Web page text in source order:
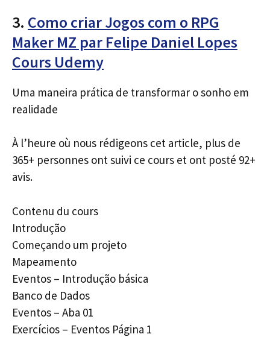
3. Como criar Jogos com o RPG
Maker MZ par Felipe Daniel Lopes
Cours Udemy
Uma maneira prática de transformar o sonho em
realidade
À l’heure où nous rédigeons cet article, plus de
365+ personnes ont suivi ce cours et ont posté 92+
avis.
Contenu du cours
Introdução
Começando um projeto
Mapeamento
Eventos – Introdução básica
Banco de Dados
Eventos – Aba 01
Exercícios – Eventos Página 1